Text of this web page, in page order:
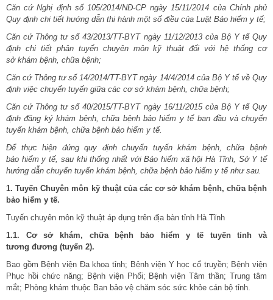
Căn cứ Nghị định số 105/2014/NĐ-CP ngày 15/11/2014 của Chính phủ
Quy định chi tiết hướng dẫn thi hành một số điều của Luật Bảo hiểm y tế;
Căn cứ Thông tư số43/2013/TT-BYTngày 11/12/2013 của Bộ Y tế Quy
định chi tiết phân tuyến chuyên môn kỹ thuật đối với hệ thống cơ
sở khám bệnh, chữa bệnh;
Căn cứ Thông tư số14/2014/TT-BYTngày 14/4/2014 của Bộ Y tế về Quy
định việc chuyển tuyến giữa các cơ sở khám bệnh, chữa bệnh;
Căn cứ Thông tư số40/2015/TT-BYTngày 16/11/2015 của Bộ Y tế Quy
định đăng ký khám bệnh, chữa bệnh bảo hiểm y tế banđầu và chuyển
tuyến khám bệnh, chữa bệnh bảo hiểm y tế.
Để thực hiện đúng quy định chuyển tuyến khám bệnh, chữabệnh
bảo hiểm y tế, sau khi thống nhất với Bảo hiểm xã hội Hà Tĩnh, Sở Y tế
hướng dẫn chuyển tuyến khám bệnh, chữa bệnh bảo hiểm y tế như sau.
1. Tuyến Chuyên môn kỹ thuật của các cơ sở khám bệnh, chữa bệnh
bảo hiểm y tế.
Tuyến chuyên môn kỹ thuật áp dụng trên địa bàn tỉnh Hà Tĩnh
1.1. Cơ sở khám, chữa bệnh bảo hiểmy tế tuyến tỉnh và
tương đương (tuyến 2).
Bao gồm Bệnh viện Đa khoa tỉnh; Bệnh viện Y học cổ truyền; Bệnh viện
Phục hồi chức năng; Bệnh viện Phổi; Bệnh viện Tâm thần; Trung tâm
mắt; Phòng khám thuộc Ban bảo vệ chăm sóc sức khỏe cán bộ tỉnh.